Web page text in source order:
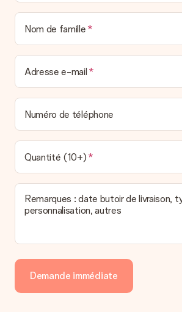
Nom de famille
Adresse e-mail
Numéro de téléphone
Quantité (10+)
Remarques : date butoir de livraison,
personnalisation, autres
Demande immédiate